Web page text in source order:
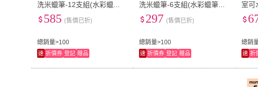
洗米蠟筆-12支組(水彩蠟
筆、玻璃蠟筆、兒童蠟筆)
總銷量>100
585 (售價已折)
速 折價券 登記 贈品
洗米蠟筆-6支組(水彩蠟筆、
玻璃蠟筆、兒童蠟筆)
總銷量>100
297 (售價已折)
速 折價券 登記 贈品
室可
納
總銷
速 折